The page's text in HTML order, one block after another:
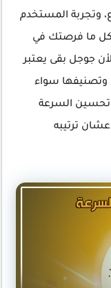
وتجربة المستخدم
كل ما فرصتك في
جوجل بقى يعتبر
وتصنيفها سواء
تحسين السرعة
ترتيبه